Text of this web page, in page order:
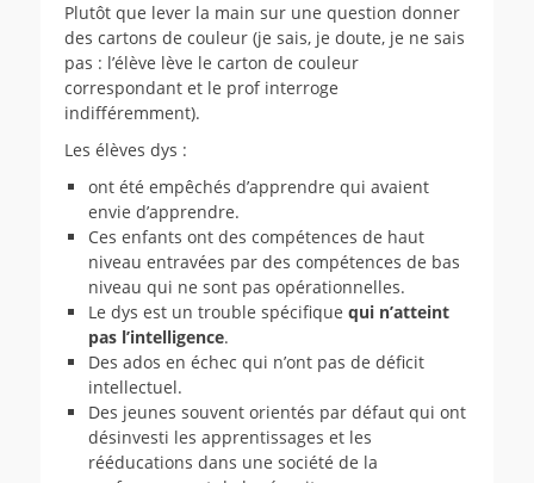
Plutôt que lever la main sur une question donner
des cartons de couleur (je sais, je doute, je ne sais
pas : l’élève lève le carton de couleur
correspondant et le prof interroge
indifféremment).
Les élèves dys :
ont été empêchés d’apprendre qui avaient
envie d’apprendre.
Ces enfants ont des compétences de haut
niveau entravées par des compétences de bas
niveau qui ne sont pas opérationnelles.
Le dys est un trouble spécifique qui n’atteint
pas l’intelligence.
Des ados en échec qui n’ont pas de déficit
intellectuel.
Des jeunes souvent orientés par défaut qui ont
désinvesti les apprentissages et les
rééducations dans une société de la